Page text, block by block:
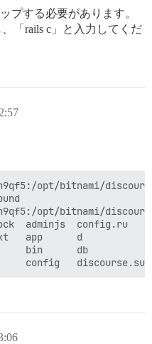
プする必要があります。
「rails c」と入力してくだ
h9qf5:/opt/bitnami/
h9qf5:/opt/bitnami/
adminjs
app      d
bin      db